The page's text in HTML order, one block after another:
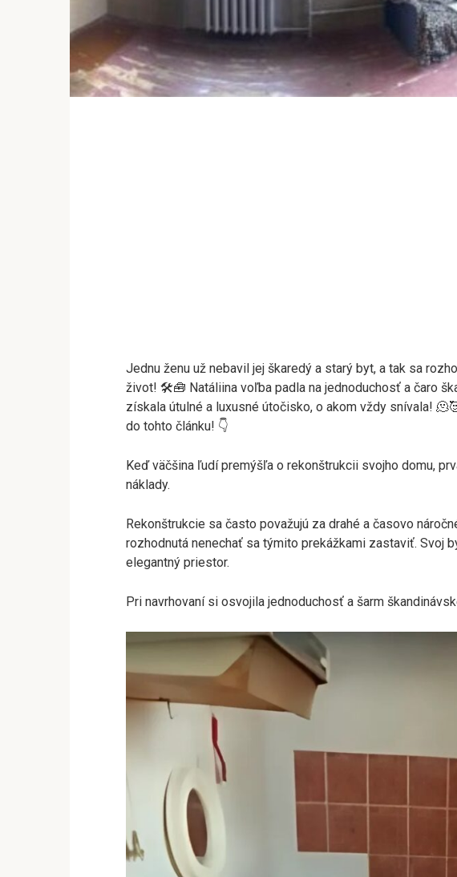
Jednu ženu už nebavil jej škaredý a starý byt, a tak sa
život! 🛠️🧰 Natáliina voľba padla na jednoduchosť a čaro
získala útulné a luxusné útočisko, o akom vždy snívala!
do tohto článku! 👇
Keď väčšina ľudí premýšľa o rekonštrukcii svojho domu,
náklady.
Rekonštrukcie sa často považujú za drahé a časovo
rozhodnutá nenechať sa týmito prekážkami zastaviť. Svoj
elegantný priestor.
Pri navrhovaní si osvojila jednoduchosť a šarm